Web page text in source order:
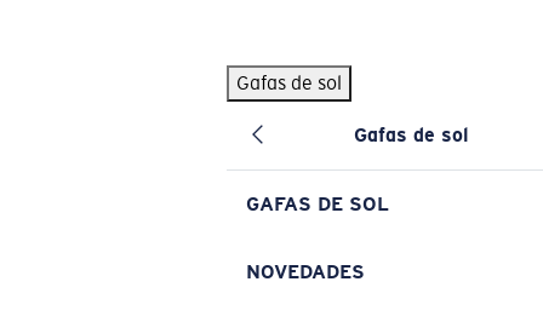
Gafas de sol
Gafas de sol
GAFAS DE SOL
NOVEDADES
BÚSQUEDAS POPULARES
Pilothouse PRO Limited Edition Pack Exclusivo
Gafas de sol personalizadas
Los más vendidos de gafas de sol